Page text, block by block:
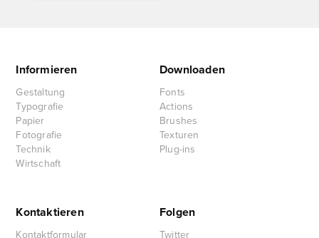
Informieren
Gestaltung
Typografie
Papier
Fotografie
Technik
Wirtschaft
Downloaden
Fonts
Actions
Brushes
Texturen
Plug-ins
Kontaktieren
Kontaktformular
Folgen
Twitter